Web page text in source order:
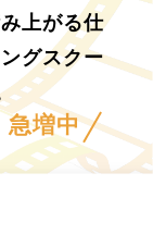
上がる仕
グスクー
急増中